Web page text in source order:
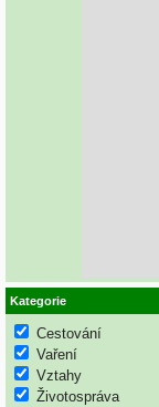
Kategorie
Cestování
Vaření
Vztahy
Životospráva